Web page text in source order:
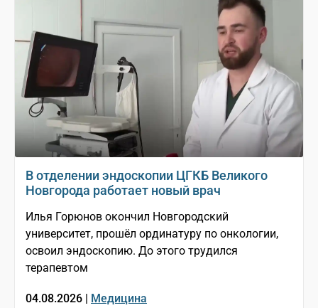
В отделении эндоскопии ЦГКБ Великого
Новгорода работает новый врач
Илья Горюнов окончил Новгородский
университет, прошёл ординатуру по онкологии,
освоил эндоскопию. До этого трудился
терапевтом
04.08.2026 | Медицина